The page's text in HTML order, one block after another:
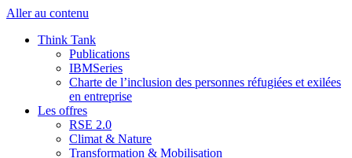
Aller au contenu
Think Tank
Publications
IBMSeries
Charte de l’inclusion des personnes réfugiées et exilées
en entreprise
Les offres
RSE 2.0
Climat & Nature
Transformation & Mobilisation